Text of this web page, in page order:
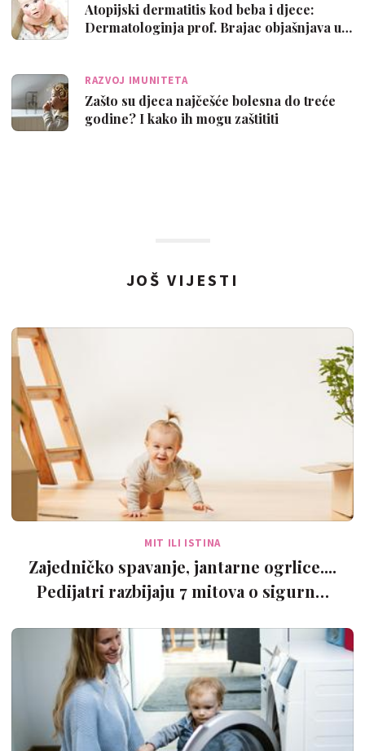
Atopijski dermatitis kod beba i djece:
Dermatologinja prof. Brajac objašnjava u…
RAZVOJ IMUNITETA
Zašto su djeca najčešće bolesna do treće
godine? I kako ih mogu zaštititi
JOŠ VIJESTI
MIT ILI ISTINA
Zajedničko spavanje, jantarne ogrlice....
Pedijatri razbijaju 7 mitova o sigurn…